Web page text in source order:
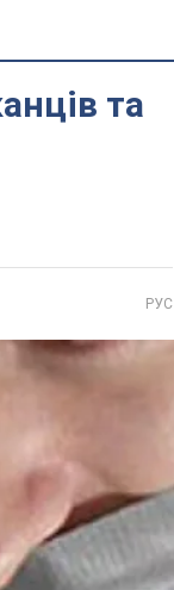
та
РУС